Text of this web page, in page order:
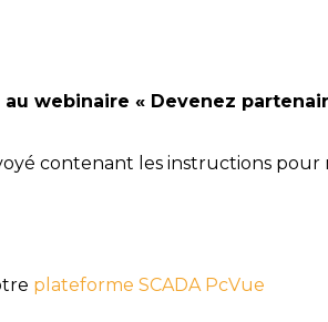
webinaire « Devenez
contenant les instructions pour
plateforme SCADA PcVue